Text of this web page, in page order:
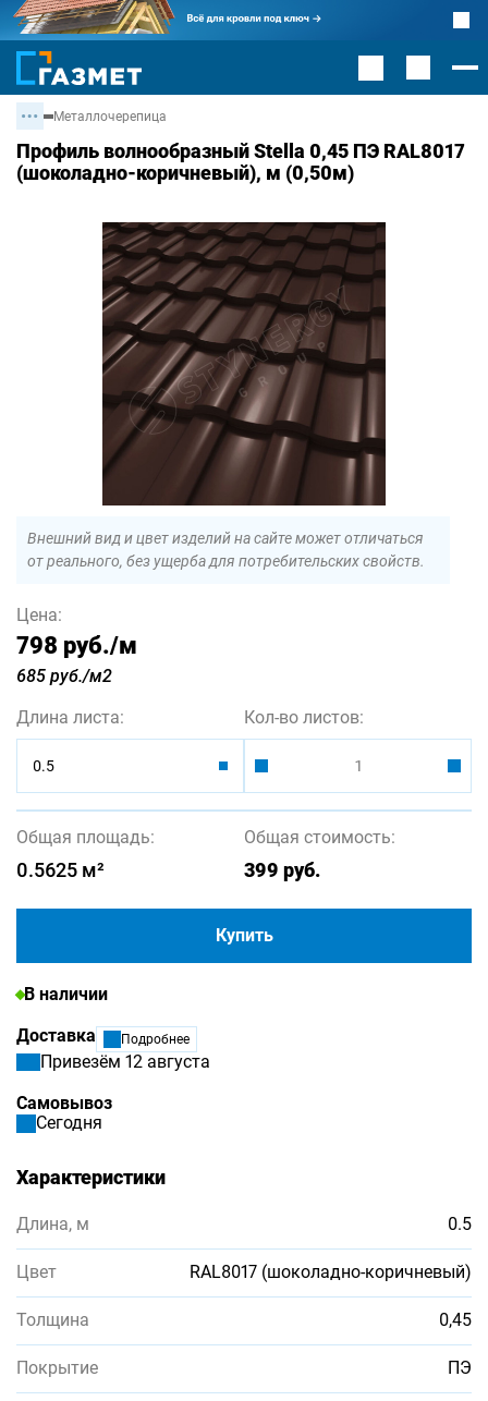
Металлочерепица
Профиль волнообразный Stella 0,45 ПЭ RAL8017
(шоколадно-коричневый), м (0,50м)
Внешний вид и цвет изделий на сайте может отличаться
от реального, без ущерба для потребительских свойств.
Цена:
798 руб./м
685 руб./м2
Длина листа:
0.5
Кол-во листов:
Общая площадь:
0.5625 м²
Общая стоимость:
399 руб.
Купить
В наличии
Доставка
Подробнее
Привезём 12 августа
Самовывоз
Сегодня
Характеристики
Длина, м 0.5
Цвет RAL8017 (шоколадно-коричневый)
Толщина 0,45
Покрытие ПЭ